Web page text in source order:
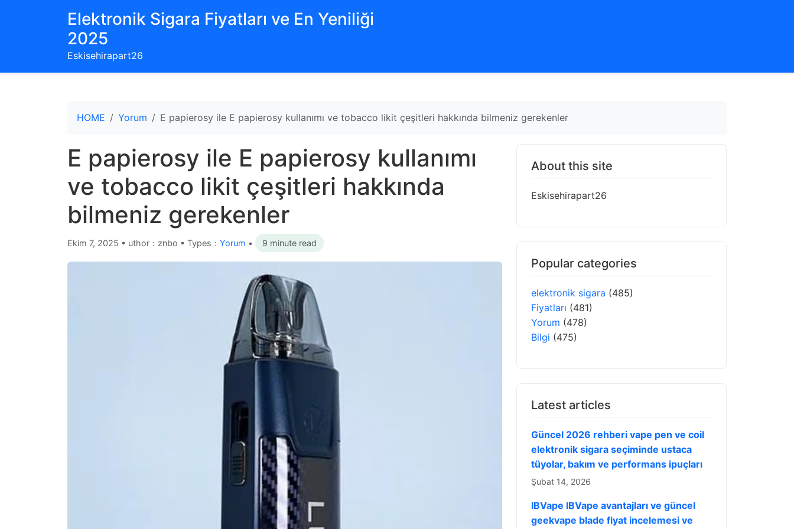
Elektronik Sigara Fiyatları ve En Yeniliği
2025
Eskisehirapart26
HOME Yorum E papierosy ile E papierosy kullanımı ve tobacco likit çeşitleri hakkında bilmeniz gerekenler
E papierosy ile E papierosy kullanımı
ve tobacco likit çeşitleri hakkında
bilmeniz gerekenler
Ekim 7, 2025 • uthor：znbo • Types： Yorum • 9 minute read
About this site
Eskisehirapart26
Popular categories
elektronik sigara (485)
Fiyatları (481)
Yorum (478)
Bilgi (475)
Latest articles
Güncel 2026 rehberi vape pen ve coil
elektronik sigara seçiminde ustaca
tüyolar, bakım ve performans ipuçları
Şubat 14, 2026
IBVape IBVape avantajları ve güncel
geekvape blade fiyat incelemesi ve